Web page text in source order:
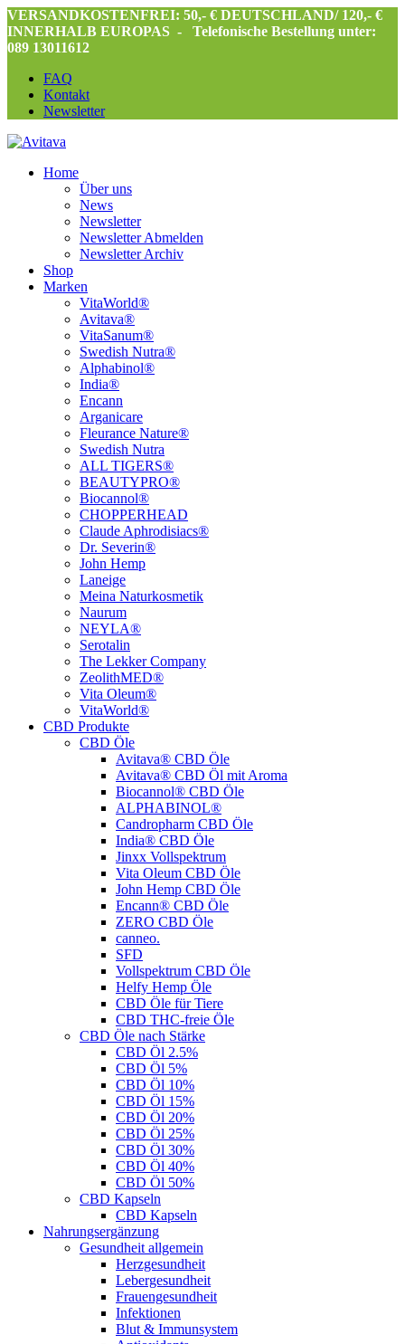
VERSANDKOSTENFREI: 50,- € DEUTSCHLAND/ 120,- €
INNERHALB EUROPAS -
Telefonische Bestellung unter:
089 13011612
FAQ
Kontakt
Newsletter
Home
Über uns
News
Newsletter
Newsletter Abmelden
Newsletter Archiv
Shop
Marken
VitaWorld®
Avitava®
VitaSanum®
Swedish Nutra®
Alphabinol®
India®
Encann
Arganicare
Fleurance Nature®
Swedish Nutra
ALL TIGERS®
BEAUTYPRO®
Biocannol®
CHOPPERHEAD
Claude Aphrodisiacs®
Dr. Severin®
John Hemp
Laneige
Meina Naturkosmetik
Naurum
NEYLA®
Serotalin
The Lekker Company
ZeolithMED®
Vita Oleum®
VitaWorld®
CBD Produkte
CBD Öle
Avitava® CBD Öle
Avitava® CBD Öl mit Aroma
Biocannol® CBD Öle
ALPHABINOL®
Candropharm CBD Öle
India® CBD Öle
Jinxx Vollspektrum
Vita Oleum CBD Öle
John Hemp CBD Öle
Encann® CBD Öle
ZERO CBD Öle
canneo.
SFD
Vollspektrum CBD Öle
Helfy Hemp Öle
CBD Öle für Tiere
CBD THC-freie Öle
CBD Öle nach Stärke
CBD Öl 2.5%
CBD Öl 5%
CBD Öl 10%
CBD Öl 15%
CBD Öl 20%
CBD Öl 25%
CBD Öl 30%
CBD Öl 40%
CBD Öl 50%
CBD Kapseln
CBD Kapseln
Nahrungsergänzung
Gesundheit allgemein
Herzgesundheit
Lebergesundheit
Frauengesundheit
Infektionen
Blut & Immunsystem